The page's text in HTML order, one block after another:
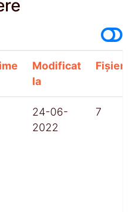
Modificat
la
Fișiere
24-06-
2022
7